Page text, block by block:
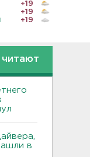
+19
+19
+19
в